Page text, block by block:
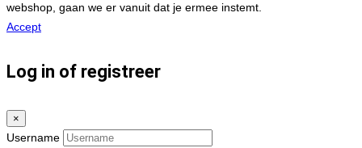
webshop, gaan we er vanuit dat je ermee instemt.
Accept
Log in of registreer
×
Username